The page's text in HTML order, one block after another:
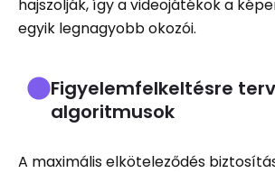
hajszolják, így a videojátékok a
egyik legnagyobb okozói.
Figyelemfelkeltésre
algoritmusok
A maximális elköteleződés